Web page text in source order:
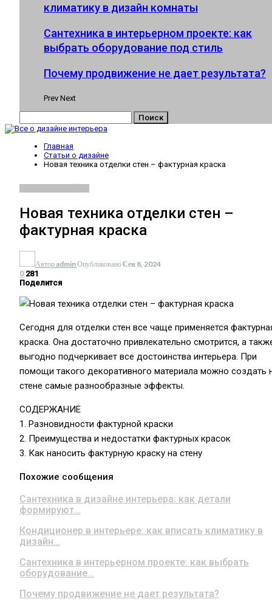
климатику в дизайн комнаты
Сантехника в интерьерном проекте: как
выбрать оборудование под стиль
Почему продвижение не дает результата?
Prev Next
Главная
Статьи о дизайне
Новая техника отделки стен – фактурная краска
Новая техника отделки стен –
фактурная краска
АвторadminОпубликованоСен 8, 2024
0 281
Поделится
Сегодня для отделки стен все чаще применяется
краска. Она достаточно привлекательно смотрится, а
выгодно подчеркивает все достоинства интерьера. При
помощи такого декоративного материала можно создать
стене самые разнообразные эффекты.
СОДЕРЖАНИЕ
1. Разновидности фактурной краски
2. Преимущества и недостатки фактурных красок
3. Как наносить фактурную краску на стену
Похожие сообщения
Сантехника в дизайне интерьера: как детали
формируют…
Кондиционер в интерьере: как вписать климатику в
дизайн…
Сантехника в интерьерном проекте: как выбрать
оборудование…
Почему продвижение не дает результата?